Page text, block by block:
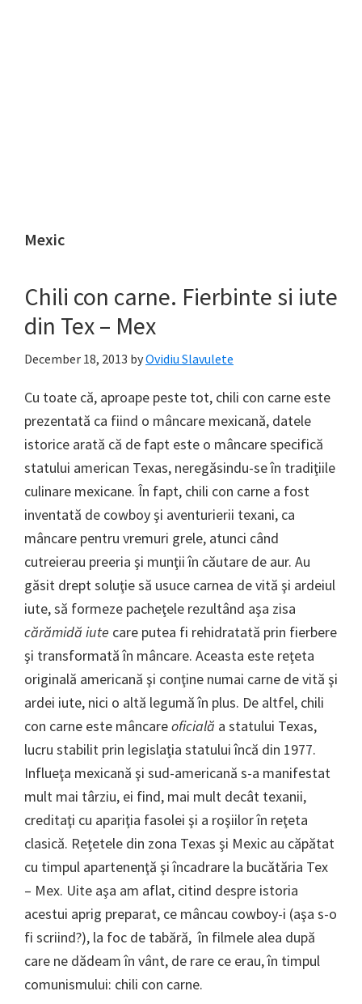
Mexic
Chili con carne. Fierbinte si iute
din Tex – Mex
December 18, 2013 byOvidiu Slavulete
Cu toate că, aproape peste tot, chili con carne este
prezentată ca fiind o mâncare mexicană, datele
istorice arată că de fapt este o mâncare specifică
statului american Texas, neregăsindu-se în tradiţiile
culinare mexicane. În fapt, chili con carne a fost
inventată de cowboy şi aventurierii texani, ca
mâncare pentru vremuri grele, atunci când
cutreierau preeria şi munţii în căutare de aur. Au
găsit drept soluţie să usuce carnea de vită şi ardeiul
iute, să formeze pacheţele rezultând aşa zisa
cărămidă iute care putea fi rehidratată prin fierbere
şi transformată în mâncare. Aceasta este reţeta
originală americană şi conţine numai carne de vită şi
ardei iute, nici o altă legumă în plus. De altfel, chili
con carne este mâncareoficială a statului Texas,
lucru stabilit prin legislaţia statului încă din 1977.
Influeţa mexicană şi sud-americană s-a manifestat
mult mai târziu, ei find, mai mult decât texanii,
creditaţi cu apariţia fasolei şi a roşiilor în reţeta
clasică. Reţetele din zona Texas şi Mexic au căpătat
cu timpul apartenenţă şi încadrare la bucătăria Tex
– Mex. Uite aşa am aflat, citind despre istoria
acestui aprig preparat, ce mâncau cowboy-i (aşa s-o
fi scriind?), la foc de tabără, în filmele alea după
care ne dădeam în vânt, de rare ce erau, în timpul
comunismului: chili con carne.